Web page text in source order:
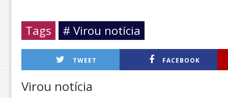
Tags # Virou notícia
TWEET FACEBOOK
Virou notícia